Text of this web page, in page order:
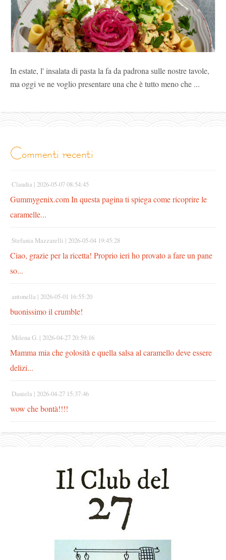
In estate, l' insalata di pasta la fa da padrona sulle nostre tavole,
ma oggi ve ne voglio presentare una che è tutto meno che ...
commenti recenti
Claudia | 2026-05-07 08:54:45
Gummygenix.com In questa pagina ti spiega come ricoprire le
caramelle...
Stefania Mazzarelli | 2026-05-04 19:45:28
Ciao, grazie per la ricetta! Proprio ieri ho provato a fare un pane
so...
antonella | 2026-05-01 16:55:20
buonissimo il crumble!
Milena G. | 2026-04-27 20:59:16
Mamma mia che golosità e quella salsa al caramello deve essere
delizi...
Daniela | 2026-04-27 15:37:46
wow che bontà!!!!